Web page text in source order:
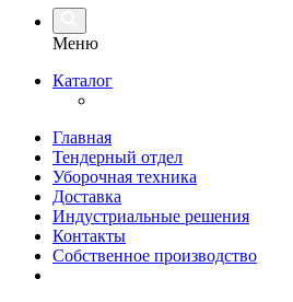
Меню
Каталог
Главная
Тендерный отдел
Уборочная техника
Доставка
Индустриальные решения
Контакты
Собственное производство